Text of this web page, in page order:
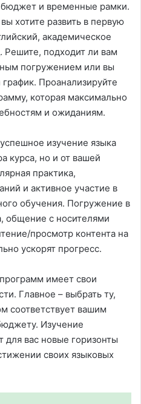
и временные рамки.
хотите развить в первую
академическое
Решите, подходит ли вам
погружением или вы
Проанализируйте
которая максимально
и ожиданиям.
изучение языка
курса, но и от вашей
практика,
и активное участие в
обучения. Погружение в
общение с носителями
просмотр контента на
ускорят прогресс.
имеет свои
Главное – выбрать ту,
соответствует вашим
Изучение
для вас новые горизонты
своих языковых